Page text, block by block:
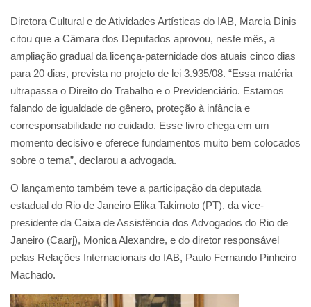
Diretora Cultural e de Atividades Artísticas do IAB, Marcia Dinis
citou que a Câmara dos Deputados aprovou, neste mês, a
ampliação gradual da licença-paternidade dos atuais cinco dias
para 20 dias, prevista no projeto de lei 3.935/08. “Essa matéria
ultrapassa o Direito do Trabalho e o Previdenciário. Estamos
falando de igualdade de gênero, proteção à infância e
corresponsabilidade no cuidado. Esse livro chega em um
momento decisivo e oferece fundamentos muito bem colocados
sobre o tema”, declarou a advogada.
O lançamento também teve a participação da deputada
estadual do Rio de Janeiro Elika Takimoto (PT), da vice-
presidente da Caixa de Assistência dos Advogados do Rio de
Janeiro (Caarj), Monica Alexandre, e do diretor responsável
pelas Relações Internacionais do IAB, Paulo Fernando Pinheiro
Machado.